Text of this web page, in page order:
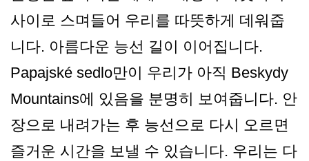
사이로 스며들어 우리를 따뜻하게 데워줍
니다. 아름다운 능선 길이 이어집니다.
Papajské sedlo만이 우리가 아직 Beskydy
Mountains에 있음을 분명히 보여줍니다. 안
장으로 내려가는 후 능선으로 다시 오르면
즐거운 시간을 보낼 수 있습니다. 우리는 다